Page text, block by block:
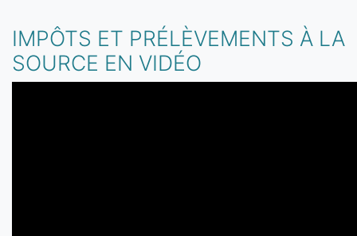
IMPÔTS ET PRÉLÈVEMENTS À LA
SOURCE EN VIDÉO